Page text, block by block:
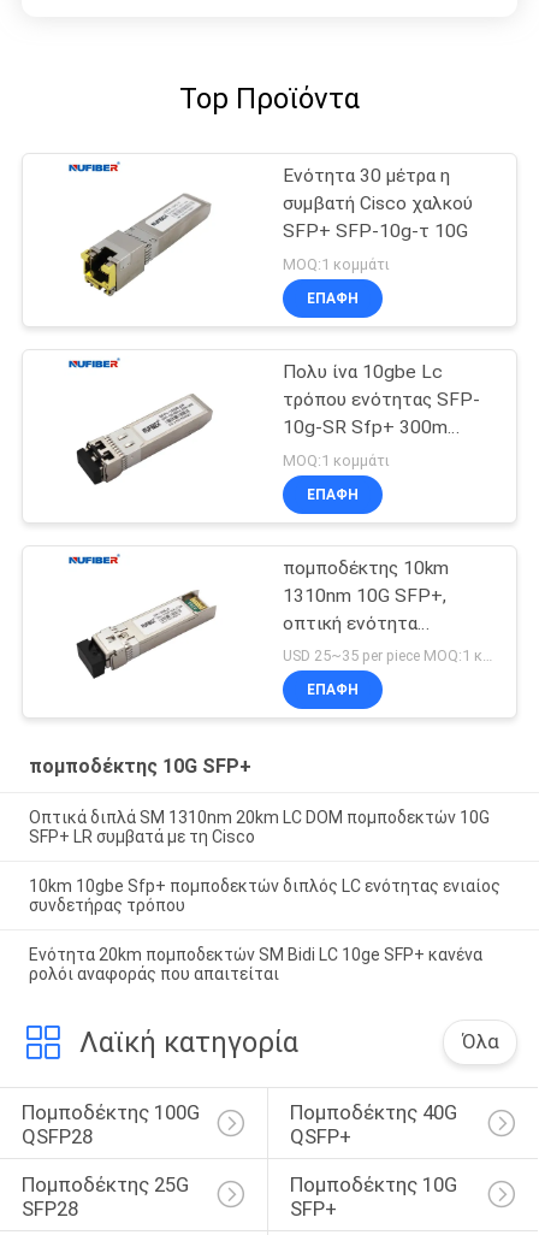
Top Προϊόντα
Ενότητα 30 μέτρα η
συμβατή Cisco χαλκού
SFP+ SFP-10g-τ 10G
MOQ:1 κομμάτι
ΕΠΑΦΉ
Πολυ ίνα 10gbe Lc
τρόπου ενότητας SFP-
10g-SR Sfp+ 300m
850nm
MOQ:1 κομμάτι
ΕΠΑΦΉ
πομποδέκτης 10km
1310nm 10G SFP+,
οπτική ενότητα
πομποδεκτών LC DDMUSD 25~35 per piece MOQ:1 κομμάτι
ΕΠΑΦΉ
πομποδέκτης 10G SFP+
Οπτικά διπλά SM 1310nm 20km LC DOM πομποδεκτών 10G
SFP+ LR συμβατά με τη Cisco
10km 10gbe Sfp+ πομποδεκτών διπλός LC ενότητας ενιαίος
συνδετήρας τρόπου
Ενότητα 20km πομποδεκτών SM Bidi LC 10ge SFP+ κανένα
ρολόι αναφοράς που απαιτείται
Λαϊκή κατηγορία Όλα
Πομποδέκτης 100G
QSFP28
Πομποδέκτης 40G
QSFP+
Πομποδέκτης 25G
SFP28
Πομποδέκτης 10G
SFP+